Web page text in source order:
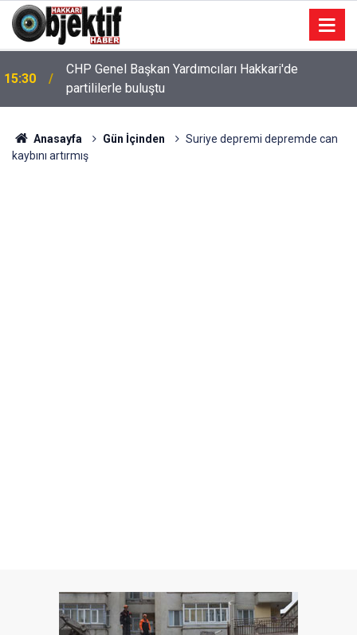
15:30
CHP Genel Başkan Yardımcıları Hakkari'de
partililerle buluştu
Anasayfa Gün İçinden
Suriye depremi depremde can
kaybını artırmış